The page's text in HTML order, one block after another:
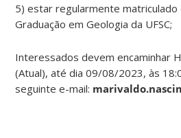
5) estar regularmente matriculado
Graduação em Geologia da UFSC;
Interessados devem encaminhar
(Atual), até dia 09/08/2023, às
seguinte e-mail: